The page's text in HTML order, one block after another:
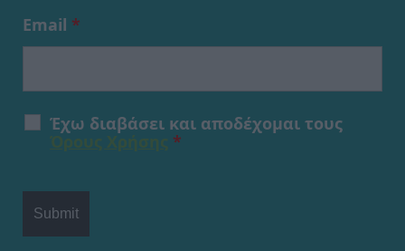
Email *
Έχω διαβάσει και αποδέχομαι τους
*